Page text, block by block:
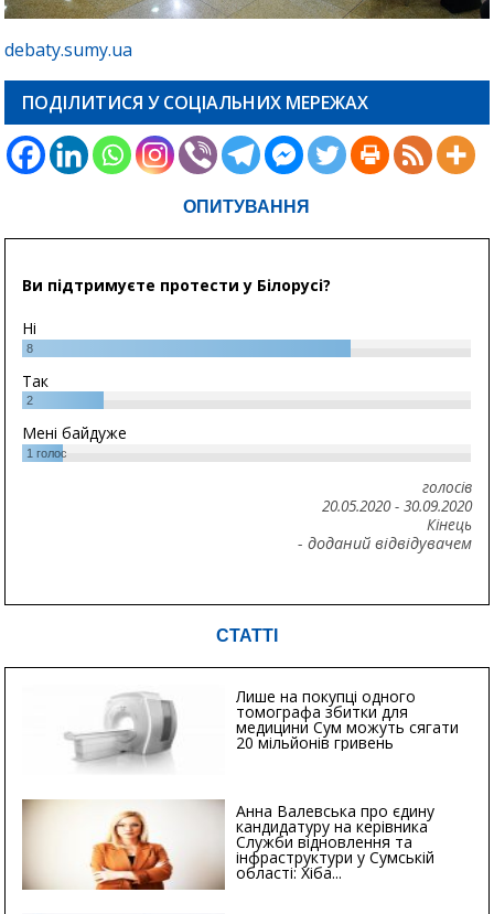
debaty.sumy.ua
ПОДІЛИТИСЯ У СОЦІАЛЬНИХ МЕРЕЖАХ
ОПИТУВАННЯ
Ви підтримуєте протести у Білорусі?
Ні
8
Так
2
Мені байдуже
1 голос
голосів
20.05.2020- 30.09.2020
Кінець
- доданий відвідувачем
СТАТТІ
Лише на покупці одного
томографа збитки для
медицини Сум можуть сягати
20 мільйонів гривень
Анна Валевська про єдину
кандидатуру на керівника
Служби відновлення та
інфраструктури у Сумській
області: Хіба...